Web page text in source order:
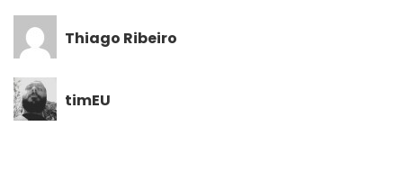
Thiago Ribeiro
timEU